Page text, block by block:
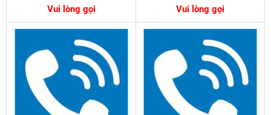
Vui lòng gọi
Vui lòng gọi